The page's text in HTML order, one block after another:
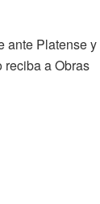
ante Platense y
reciba a Obras